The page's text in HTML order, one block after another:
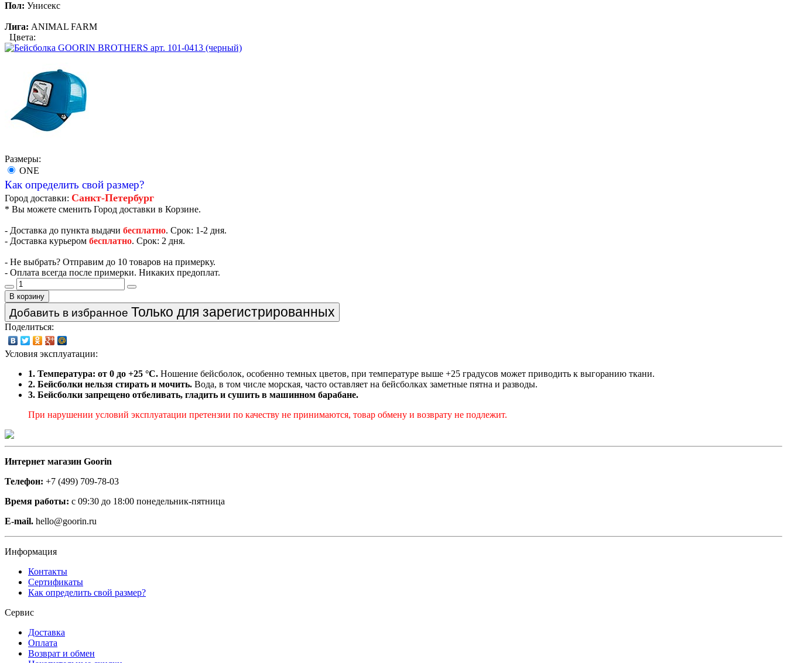
Пол: Унисекс
Лига: ANIMAL FARM
Цвета:
Размеры:
ONE
Как определить свой размер?
Город доставки: Санкт-Петербург
* Вы можете сменить Город доставки в Корзине.
- Доставка до пункта выдачи бесплатно. Срок: 1-2 дня.
- Доставка курьером бесплатно. Срок: 2 дня.
- Не выбрать? Отправим до 10 товаров на примерку.
- Оплата всегда после примерки. Никаких предоплат.
В корзину
Добавить в избранное Только для зарегистрированных
Поделиться:
Условия эксплуатации:
1. Температура: от 0 до +25 °C. Ношение бейсболок, особенно темных цветов, при температуре выше +25 градусов может приводить к выгоранию ткани.
2. Бейсболки нельзя стирать и мочить. Вода, в том числе морская, часто оставляет на бейсболках заметные пятна и разводы.
3. Бейсболки запрещено отбеливать, гладить и сушить в машинном барабане.
При нарушении условий эксплуатации претензии по качеству не принимаются, товар обмену и возврату не подлежит.
Интернет магазин Goorin
Телефон: +7 (499) 709-78-03
Время работы: с 09:30 до 18:00 понедельник-пятница
E-mail. hello@goorin.ru
Информация
Контакты
Сертификаты
Как определить свой размер?
Сервис
Доставка
Оплата
Возврат и обмен